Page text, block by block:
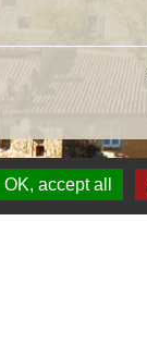
OK, accept all